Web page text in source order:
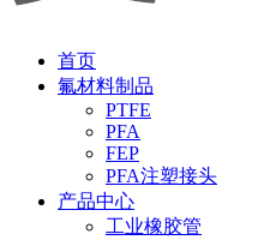
首页
氟材料制品
PTFE
PFA
FEP
PFA注塑接头
产品中心
工业橡胶管